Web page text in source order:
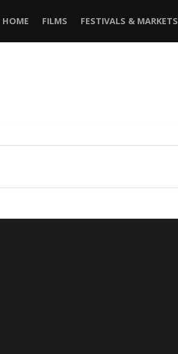
HOME FILMS FESTIVALS & MARKETS